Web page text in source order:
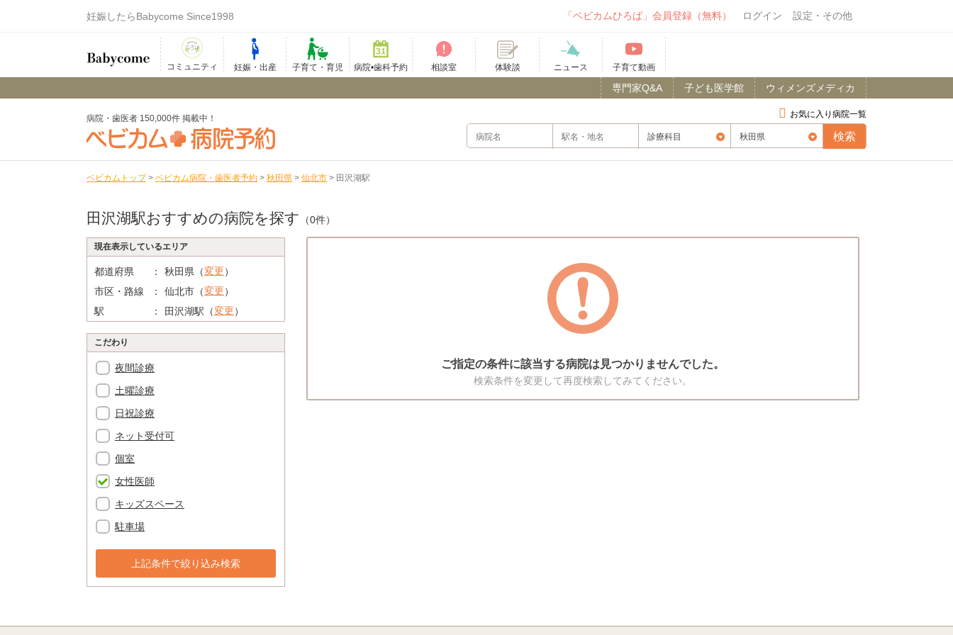
妊娠したらBabycome Since1998 「ベビカムひろば」会員登録（無料） ログイン 設定・その他
コミュニティ 妊娠・出産 子育て・育児 病院•歯科予約 相談室 体験談 ニュース 子育て動画
ウィメンズメディカ
子ども医学館
専門家Q&A
お気に入り病院一覧
病院・歯医者 150,000件 掲載中！
ベビカムトップ > ベビカム病院・歯医者予約 > 秋田県 > 仙北市 > 田沢湖駅
田沢湖駅おすすめの病院を探す （0件）
現在表示しているエリア
都道府県 秋田県（変更）
市区・路線
仙北市（変更）
駅
田沢湖駅（変更）
こだわり
夜間診療
土曜診療
日祝診療
ネット受付可
個室
女性医師
キッズスペース
駐車場
上記条件で絞り込み検索
ご指定の条件に該当する病院は見つかりませんでした。
検索条件を変更して再度検索してみてください。